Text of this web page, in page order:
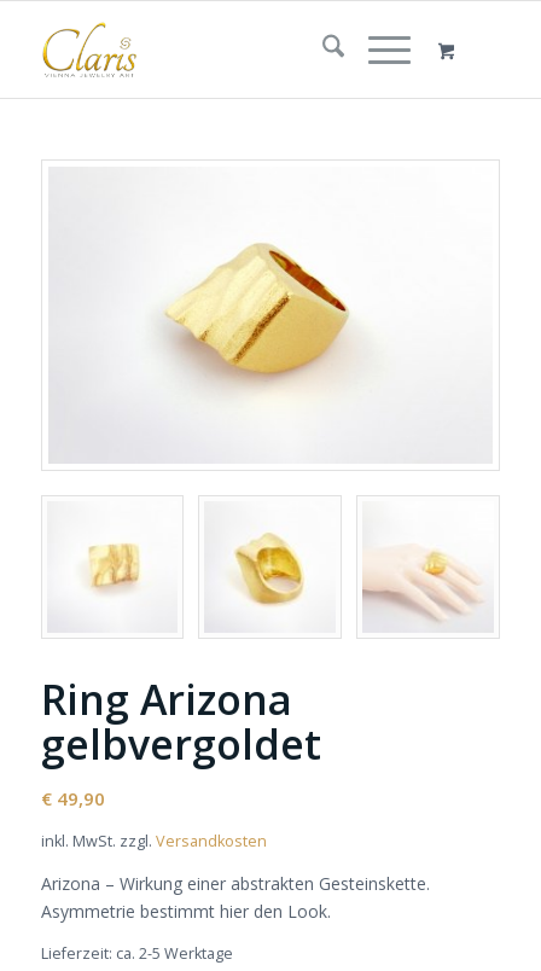
Ring Arizona
gelbvergoldet
€49,90
inkl. MwSt. zzgl. Versandkosten
Arizona – Wirkung einer abstrakten Gesteinskette.
Asymmetrie bestimmt hier den Look.
Lieferzeit: ca. 2-5 Werktage